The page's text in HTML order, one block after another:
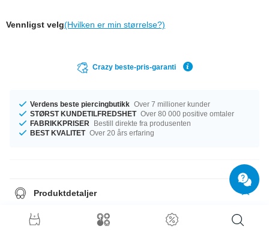
Vennligst velg(Hvilken er min størrelse?)
Crazy beste-pris-garanti
Verdens beste piercingbutikk Over 7 millioner kunder
STØRST KUNDETILFREDSHET Over 80 000 positive omtaler
FABRIKKPRISER
Bestill direkte fra produsenten
BEST KVALITET Over 20 års erfaring
Produktdetaljer
anledning … tilgjengelig med diameter fra 5 mm til 10 mm. En praktfull
artikkel rett fra fabrikken, i uslåelig kvalitet. Kjøp nå!